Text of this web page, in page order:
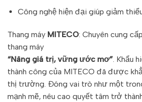
Công nghệ hiện đại giúp giảm
Thang máy MITECO: Chuyên cung
thang máy
“Nâng giá trị, vững ước mơ”. Khẩu
thành công của MITECO đã được
thị trường. Đóng vai trò như một
mạnh mẽ, nêu cao quyết tâm trở